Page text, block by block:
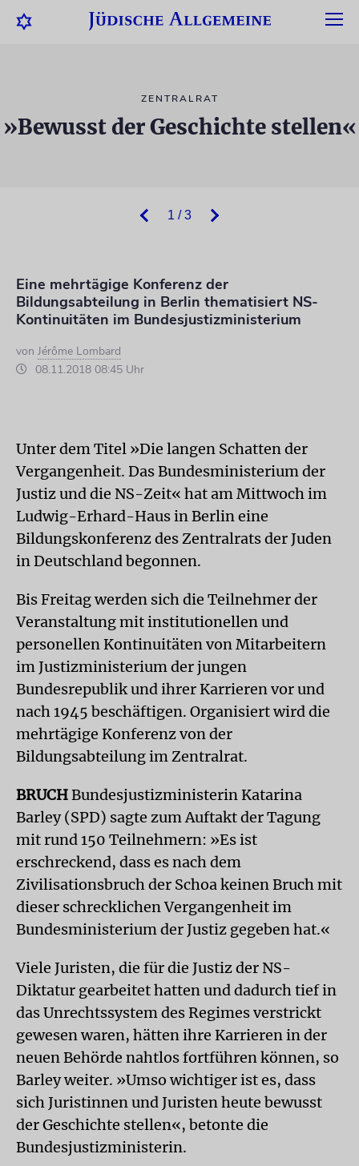
ZENTRALRAT
»Bewusst der Geschichte stellen«
1 / 3
Eine mehrtägige Konferenz der
Bildungsabteilung in Berlin thematisiert NS-
Kontinuitäten im Bundesjustizministerium
von Jérôme Lombard
08.11.2018 08:45 Uhr
Unter dem Titel »Die langen Schatten der
Vergangenheit. Das Bundesministerium der
Justiz und die NS-Zeit« hat am Mittwoch im
Ludwig-Erhard-Haus in Berlin eine
Bildungskonferenz des Zentralrats der Juden
in Deutschland begonnen.
Bis Freitag werden sich die Teilnehmer der
Veranstaltung mit institutionellen und
personellen Kontinuitäten von Mitarbeitern
im Justizministerium der jungen
Bundesrepublik und ihrer Karrieren vor und
nach 1945 beschäftigen. Organisiert wird die
mehrtägige Konferenz von der
Bildungsabteilung im Zentralrat.
BRUCHBundesjustizministerin Katarina
Barley (SPD) sagte zum Auftakt der Tagung
mit rund 150 Teilnehmern: »Es ist
erschreckend, dass es nach dem
Zivilisationsbruch der Schoa keinen Bruch mit
dieser schrecklichen Vergangenheit im
Bundesministerium der Justiz gegeben hat.«
Viele Juristen, die für die Justiz der NS-
Diktatur gearbeitet hatten und dadurch tief in
das Unrechtssystem des Regimes verstrickt
gewesen waren, hätten ihre Karrieren in der
neuen Behörde nahtlos fortführen können, so
Barley weiter. »Umso wichtiger ist es, dass
sich Juristinnen und Juristen heute bewusst
der Geschichte stellen«, betonte die
Bundesjustizministerin.